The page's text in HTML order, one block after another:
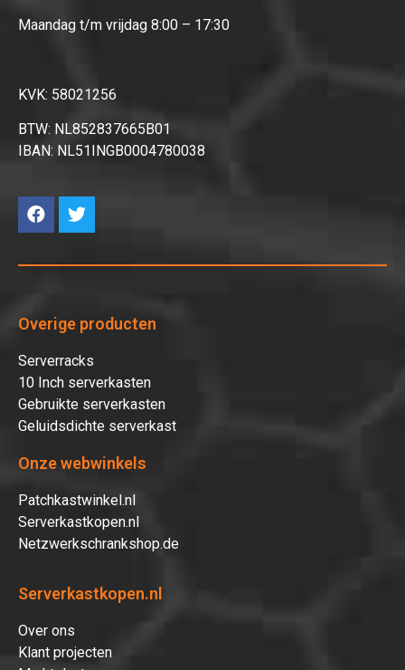
Maandag t/m vrijdag 8:00 – 17:30
KVK: 58021256
BTW: NL852837665B01
IBAN: NL51INGB0004780038
Overige producten
Serverracks
10 Inch serverkasten
Gebruikte serverkasten
Geluidsdichte serverkast
Onze webwinkels
Patchkastwinkel.nl
Serverkastkopen.nl
Netzwerkschrankshop.de
Serverkastkopen.nl
Over ons
Klant projecten